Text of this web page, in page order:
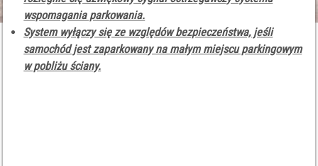
wspomagania parkowania.
System wyłączy się ze względów bezpieczeństwa, jeśli
samochód jest zaparkowany na małym miejscu parkingowym
w pobliżu ściany.